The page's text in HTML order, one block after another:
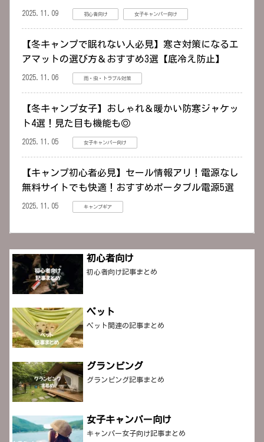
2025.11.09 初心者向け 女子キャンパー向け
【冬キャンプで眠れない人必見】寒さ対策になるエ
アマットの選び方＆おすすめ3選【底冷え防止】
2025.11.06 雨・虫・トラブル対策
【冬キャンプ女子】おしゃれ＆暖かい防寒ジャケッ
ト4選！見た目も機能も◎
2025.11.05 女子キャンパー向け
【キャンプ初心者必見】セール情報アリ！電源なし
無料サイトでも快適！おすすめポータブル電源5選
2025.11.05 キャンプギア
初心者向け
初心者向け記事まとめ
ペット
ペット関連の記事まとめ
グランピング
グランピング記事まとめ
女子キャンパー向け
キャンパー女子向け記事まとめ